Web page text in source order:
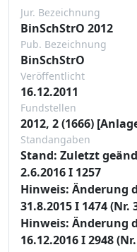
Jur. Bezeichnung
BinSchStrO 2012
Pub. Bezeichnung
BinSchStrO
Veröffentlicht
16.12.2011
Fundstellen
2012, 2 (1666)
Standangaben
Stand: Zuletzt
2.6.2016 I 1257
Hinweis: Änderung
31.8.2015 I 1474
Hinweis: Änderung
16.12.2016 I 2948